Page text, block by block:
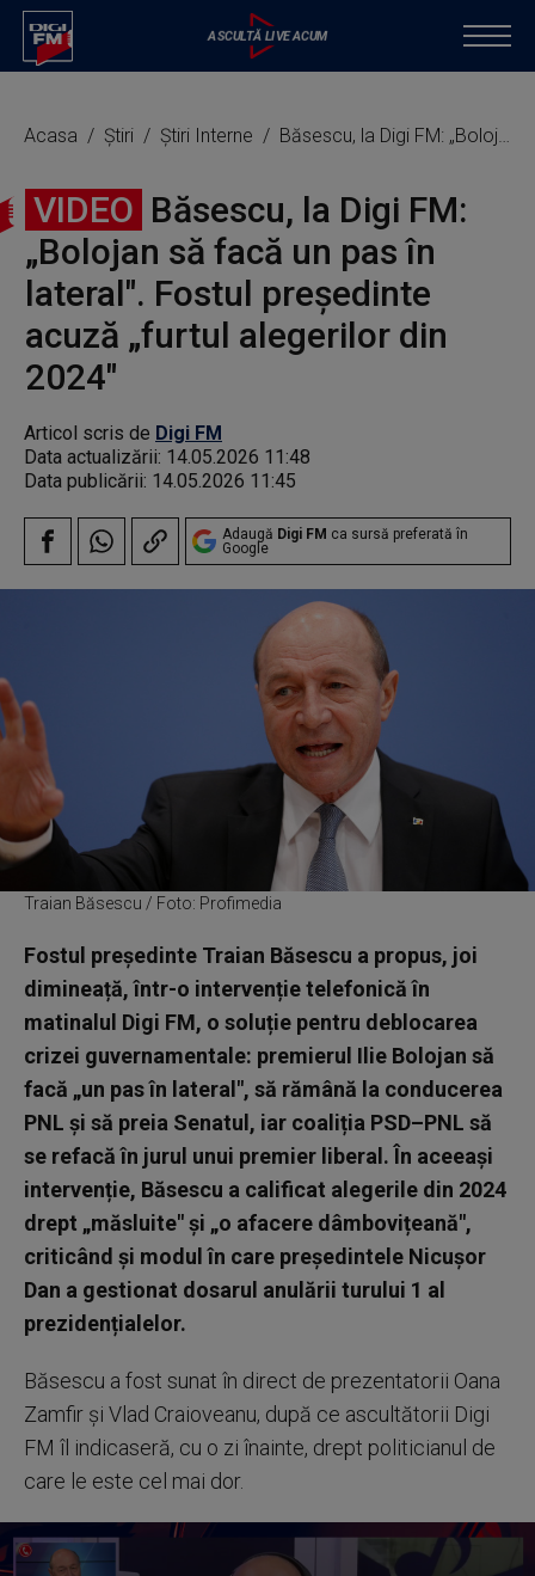
Acasa Știri Știri Interne Băsescu, la Digi FM: „Bolojan să facă un pas în lateral". Fostul președinte acuză „furtul alegerilor din 2024"
VIDEO Băsescu, la Digi FM:
„Bolojan să facă un pas în
lateral". Fostul președinte
acuză „furtul alegerilor din
2024"
Articol scris de Digi FM
Data actualizării: 14.05.2026 11:48
Data publicării: 14.05.2026 11:45
Adaugă Digi FM ca sursă preferată în
Google
Traian Băsescu / Foto: Profimedia
Fostul președinte Traian Băsescu a propus, joi
dimineață, într-o intervenție telefonică în
matinalul Digi FM, o soluție pentru deblocarea
crizei guvernamentale: premierul Ilie Bolojan să
facă „un pas în lateral", să rămână la conducerea
PNL și să preia Senatul, iar coaliția PSD–PNL să
se refacă în jurul unui premier liberal. În aceeași
intervenție, Băsescu a calificat alegerile din 2024
drept „măsluite" și „o afacere dâmbovițeană",
criticând și modul în care președintele Nicușor
Dan a gestionat dosarul anulării turului 1 al
prezidențialelor.
Băsescu a fost sunat în direct de prezentatorii Oana
Zamfir și Vlad Craioveanu, după ce ascultătorii Digi
FM îl indicaseră, cu o zi înainte, drept politicianul de
care le este cel mai dor.